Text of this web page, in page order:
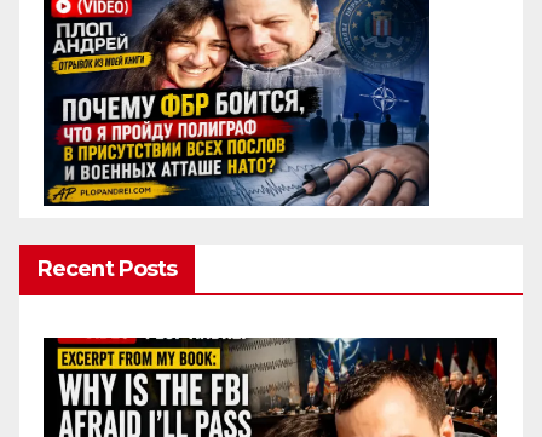
Recent Posts